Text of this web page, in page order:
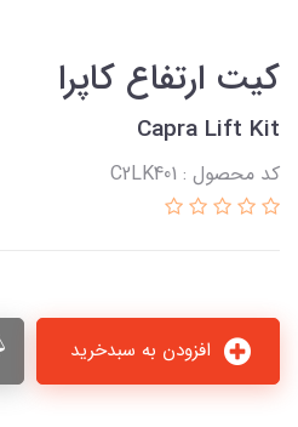
کیت ارتفاع کاپرا
Capra Lift Kit
کد محصول : C2LK401